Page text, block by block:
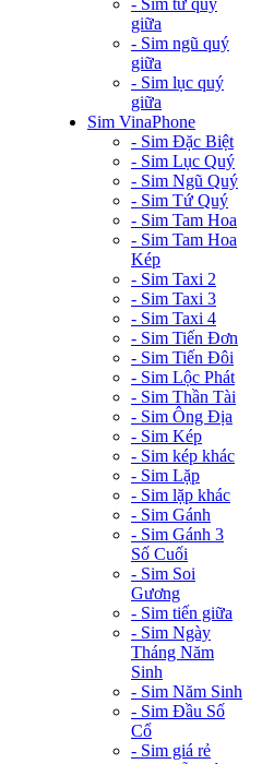
giữa
- Sim ngũ quý
giữa
- Sim lục quý
giữa
Sim VinaPhone
- Sim Đặc Biệt
- Sim Lục Quý
- Sim Ngũ Quý
- Sim Tứ Quý
- Sim Tam Hoa
- Sim Tam Hoa
Kép
- Sim Taxi 2
- Sim Taxi 3
- Sim Taxi 4
- Sim Tiến Đơn
- Sim Tiến Đôi
- Sim Lộc Phát
- Sim Thần Tài
- Sim Ông Địa
- Sim Kép
- Sim kép khác
- Sim Lặp
- Sim lặp khác
- Sim Gánh
- Sim Gánh 3
Số Cuối
- Sim Soi
Gương
- Sim tiến giữa
- Sim Ngày
Tháng Năm
Sinh
- Sim Năm Sinh
- Sim Đầu Số
Cổ
- Sim giá rẻ